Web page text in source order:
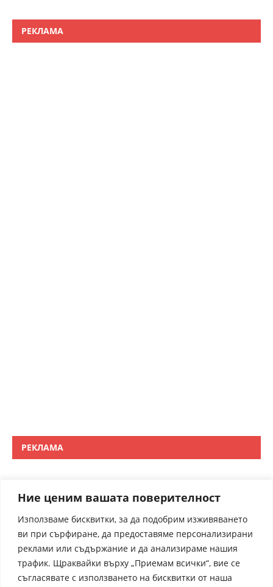
Ние ценим вашата поверителност
Използваме бисквитки, за да подобрим изживяването
ви при сърфиране, да предоставяме персонализирани
реклами или съдържание и да анализираме нашия
трафик. Щраквайки върху „Приемам всички“, вие се
съгласявате с използването на бисквитки от наша
РЕКЛАМА
РЕКЛАМА